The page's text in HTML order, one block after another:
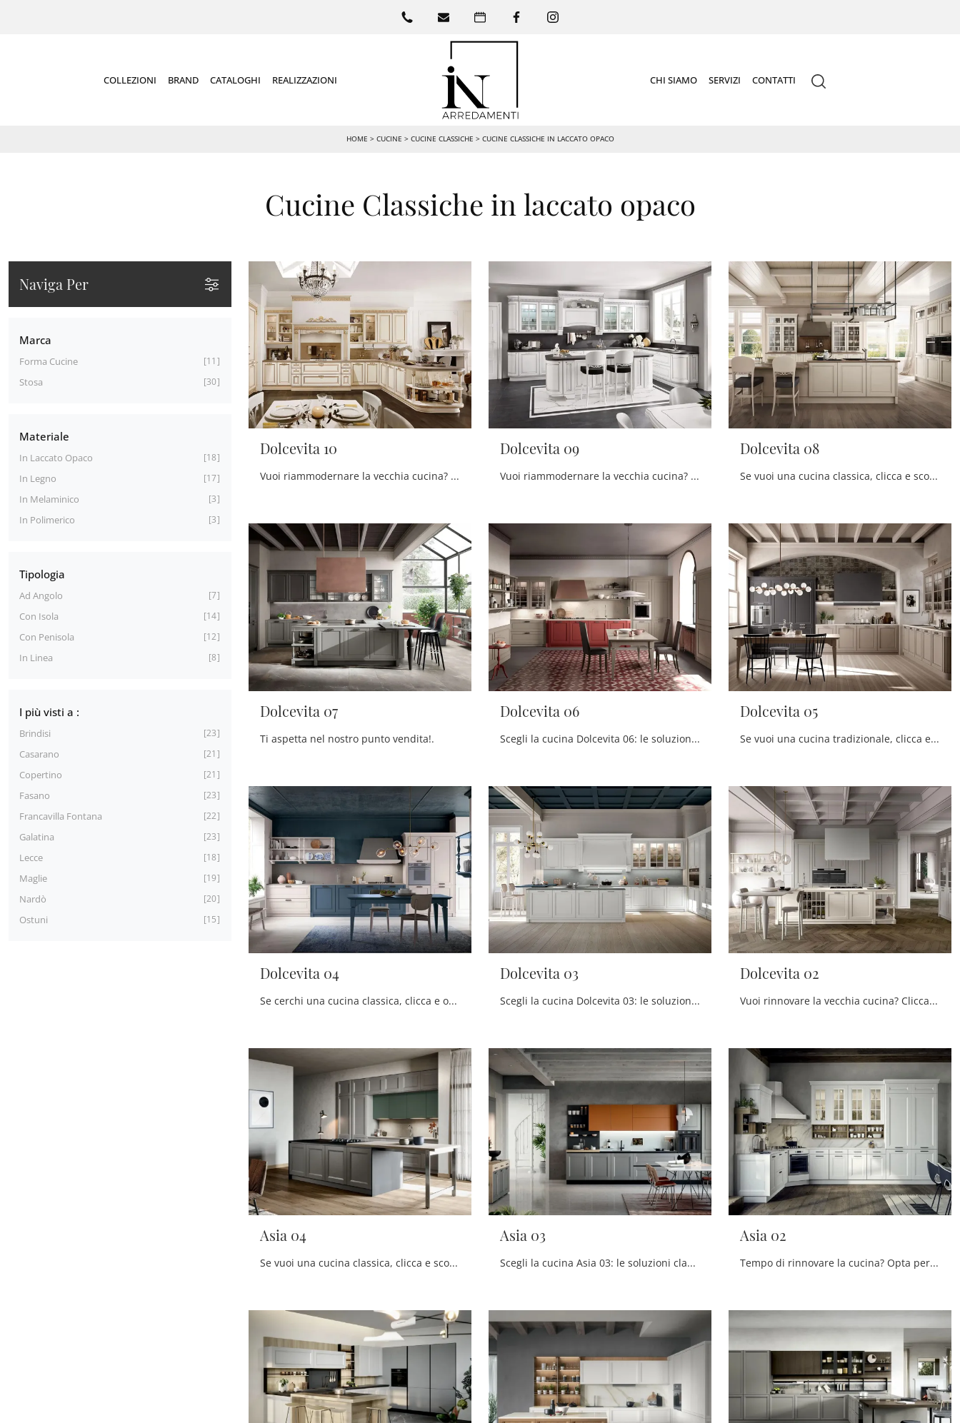
COLLEZIONI BRAND CATALOGHI REALIZZAZIONI CHI SIAMO SERVIZI CONTATTI
HOME > CUCINE > CUCINE CLASSICHE > CUCINE CLASSICHE IN LACCATO OPACO
Cucine Classiche in laccato opaco
Naviga Per
Marca
Forma Cucine 11
Stosa 30
Materiale
In Laccato Opaco 18
In Legno 17
In Melaminico 3
In Polimerico 3
Tipologia
Ad Angolo 7
Con Isola 14
Con Penisola 12
In Linea 8
I più visti a :
Brindisi 23
Casarano 21
Copertino 21
Fasano 23
Francavilla Fontana 22
Galatina 23
Lecce 18
Maglie 19
Nardò 20
Ostuni 15
Dolcevita 10
Vuoi riammodernare la vecchia cucina? Clicca e scopri una ricca gamma di soluzioni tradizionali con penisola: Dolcevita 10 ti sta aspettando!
Dolcevita 09
Vuoi riammodernare la vecchia cucina? Clicca e scopri un ricco catalogo di soluzioni tradizionali con isola: Dolcevita 09 ti sta aspettando!
Dolcevita 08
Se vuoi una cucina classica, clicca e scopri di più sul modello Dolcevita 08 Stosa.
Dolcevita 07
Ti aspetta nel nostro punto vendita!.
Dolcevita 06
Scegli la cucina Dolcevita 06: le soluzioni classiche Stosa in laccato opaco sono sinonimo di qualità, stile e design.
Dolcevita 05
Se vuoi una cucina tradizionale, clicca e scopri di più sul modello Dolcevita 05 Stosa.
Dolcevita 04
Se cerchi una cucina classica, clicca e ottieni informazioni sul modello Dolcevita 04 Stosa.
Dolcevita 03
Scegli la cucina Dolcevita 03: le soluzioni classiche Stosa in laccato opaco sono garanzia di qualità, stile e design.
Dolcevita 02
Vuoi rinnovare la vecchia cucina? Clicca e scopri un ricco catalogo di soluzioni classiche con isola: Dolcevita 02 ti sta aspettando!
Asia 04
Se vuoi una cucina classica, clicca e scopri di più sul modello Asia 04 Forma Cucine.
Asia 03
Scegli la cucina Asia 03: le soluzioni classiche Forma Cucine in laccato opaco sono sinonimo di qualità, stile e design.
Asia 02
Tempo di rinnovare la cucina? Opta per il modello Asia 02 Forma Cucine tra le nostre Cucine Classiche ad angolo.